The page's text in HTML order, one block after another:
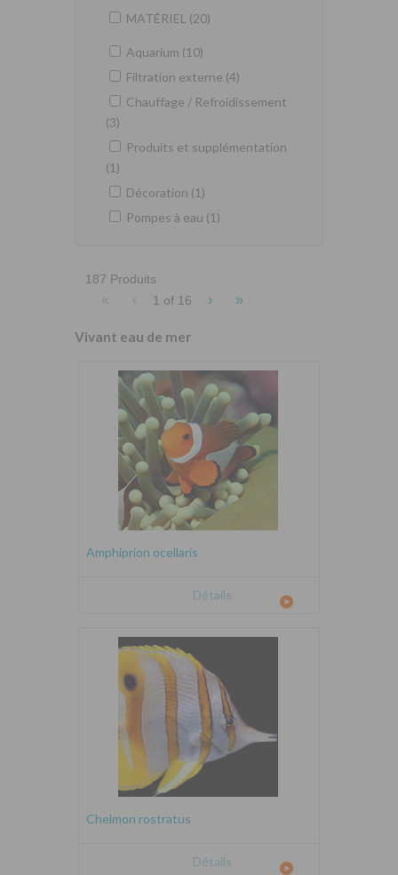
MATÉRIEL (20)
Aquarium (10)
Filtration externe (4)
Chauffage / Refroidissement
(3)
Produits et supplémentation
(1)
Décoration (1)
Pompes à eau (1)
187 Produits
« ‹ 1 of 16 › »
Vivant eau de mer
Amphiprion ocellaris
Détails
Chelmon rostratus
Détails